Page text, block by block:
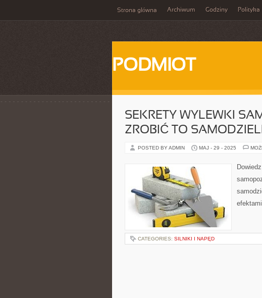
Strona główna Archiwum Godziny Polityka
PODMIOT
SEKRETY WYLEWKI
ZROBIĆ TO
POSTED BY ADMIN MAJ - 29 - 2025
CATEGORIES: SILNIKI I NAPĘD